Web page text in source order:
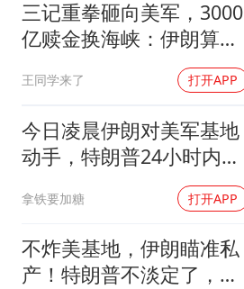
三记重拳砸向美军，3000
亿赎金换海峡：伊朗算准
王同学来了 打开APP
今日凌晨伊朗对美军基地
动手，特朗普24小时内服
拿铁要加糖 打开APP
不炸美基地，伊朗瞄准私
产！特朗普不淡定了，被